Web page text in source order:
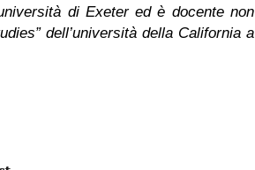
di Exeter ed è docente non
dell’università della California a